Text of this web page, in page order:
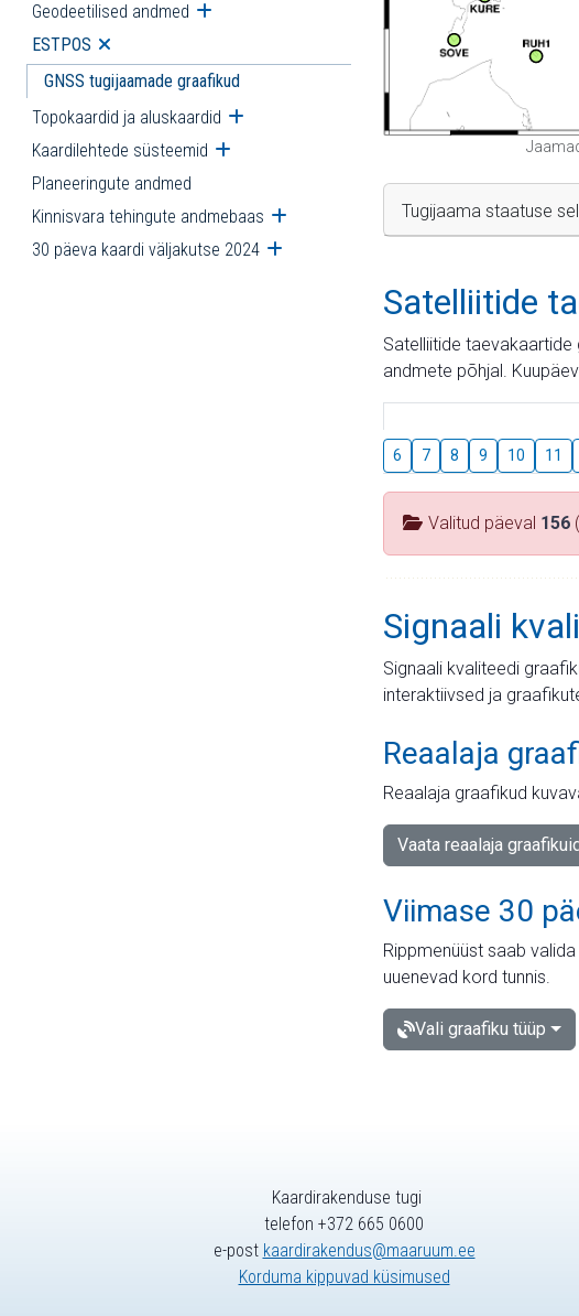
Geodeetilised andmed Ava alammenüü
ESTPOS Ava alammenüü
GNSS tugijaamade graafikud
Topokaardid ja aluskaardid Ava alammenüü
Kaardilehtede süsteemid Ava alammenüü
Planeeringute andmed
Kinnisvara tehingute andmebaas Ava alammenüü
30 päeva kaardi väljakutse 2024 Ava alammenüü
Tugijaama staatuse
Satelliitide
Satelliitide
andmete põhjal.
6 7 8 9 10 11
Valitud päeval 156
Signaali
Signaali kvaliteedi
interaktiivsed ja
Reaalaja
Reaalaja graafikud
Vaata reaalaja
Viimase 30
Rippmenüüst saab
uuenevad kord tunnis.
Vali graafiku tüüp
Kaardirakenduse tugi
telefon +372 665 0600
e-post kaardirakendus@maaruum.ee
Korduma kippuvad küsimused